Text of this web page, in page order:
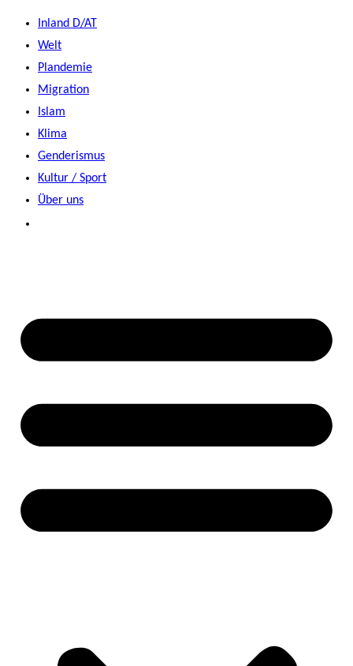
Zum
Inhalt
springen
Inland D/AT
Welt
Plandemie
Migration
Islam
Klima
Genderismus
Kultur / Sport
Über uns